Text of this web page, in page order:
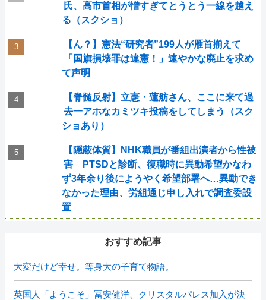
氏、高市首相が憎すぎてとうとう一線を越え
る（スクショ）
【ん？】憲法“研究者”199人が雁首揃えて
「国旗損壊罪は違憲！」速やかな廃止を求め
て声明
【脊髄反射】立憲・蓮舫さん、ここに来て過
去一アホなカミツキ投稿をしてしまう（スク
ショあり）
【隠蔽体質】NHK職員が番組出演者から性被
害 PTSDと診断、復職時に異動希望かなわ
ず3年余り後にようやく希望部署へ…異動でき
なかった理由、労組通じ申し入れで調査委設
置
おすすめ記事
大変だけど幸せ。等身大の子育て物語。
英国人「ようこそ」冨安健洋、クリスタルパレス加入が決